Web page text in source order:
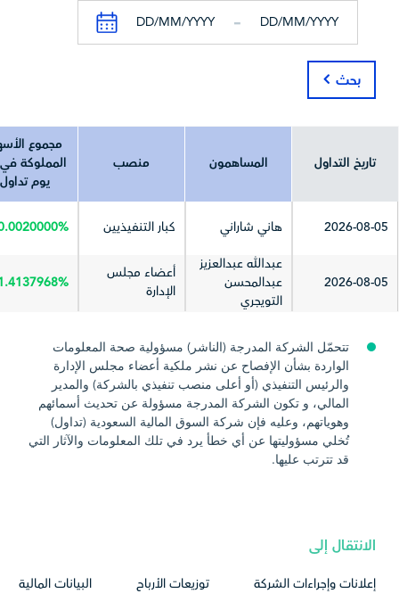
جميع الأرقام بال ألف
العملة في
11-02
-
بحث
تاريخ التداول المساهمون منصب
مجموع
المملوكة
يوم تداول
2026-08-05 هاني شاراني كبار التنفيذيين
2026-08-05
عبدالله عبدالعزيز
عبدالمحسن
التويجري
أعضاء مجلس
الإدارة
تتحمّل الشركة المدرجة (الناشر) مسؤولية صحة المعلومات
الواردة بشأن الإفصاح عن نشر ملكية أعضاء مجلس الإدارة
والرئيس التنفيذي (أو أعلى منصب تنفيذي بالشركة) والمدير
المالي، و تكون الشركة المدرجة مسؤولة عن تحديث أسمائهم
وهوياتهم، وعليه فإن شركة السوق المالية السعودية (تداول)
تُخلي مسؤوليتها عن أي خطأ يرد في تلك المعلومات والآثار التي
قد تترتب عليها.
الانتقال إلى
إعلانات وإجراءات الشركة توزيعات الأرباح البيانات المالية